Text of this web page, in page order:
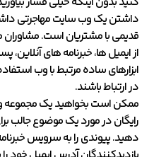
داشتن یک وب سایت مهاجرتی
قدیمی با مشتریان است.
از ایمیل ها، خبرنامه های آنلاین،
ابزارهای ساده مرتبط با وب
در ارتباط باشند.
ممکن است بخواهید یک مجموعه
رایگان در مورد یک موضوع جالب
دهید. پیوندی را به سرویس